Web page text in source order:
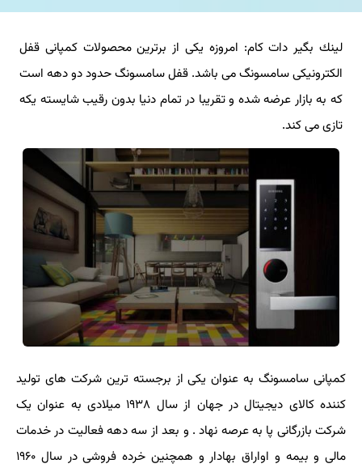
خدمات ما
درباره ما
آموزش
لینك بگیر دات كام: امروزه یكی از برترین محصولات كمپانی قفل
الكترونیكی سامسونگ می باشد. قفل سامسونگ حدود دو دهه است
كه به بازار عرضه شده و تقریبا در تمام دنیا بدون رقیب شایسته یكه
تازی می كند.
کمپانی سامسونگ به عنوان یکی از برجسته ترین شرکت های تولید
کننده کالای دیجیتال در جهان از سال ۱۹۳۸ میلادی به عنوان یک
شرکت بازرگانی پا به عرصه نهاد . و بعد از سه دهه فعالیت در خدمات
مالی و بیمه و اواراق بهادار و همچنین خرده فروشی در سال ۱۹۶۰